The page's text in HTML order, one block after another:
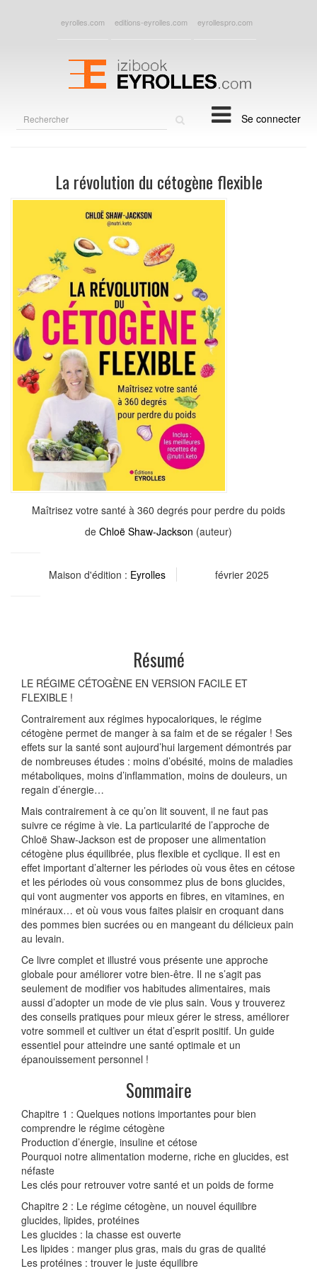
eyrolles.com editions-eyrolles.com eyrollespro.com
Se connecter
La révolution du cétogène flexible
Maîtrisez votre santé à 360 degrés pour perdre du poids
de Chloë Shaw-Jackson (auteur)
Maison d'édition : Eyrolles février 2025
Résumé
LE RÉGIME CÉTOGÈNE EN VERSION FACILE ET
FLEXIBLE !
Contrairement aux régimes hypocaloriques, le régime
cétogène permet de manger à sa faim et de se régaler ! Ses
effets sur la santé sont aujourd’hui largement démontrés par
de nombreuses études : moins d’obésité, moins de maladies
métaboliques, moins d’inflammation, moins de douleurs, un
regain d’énergie…
Mais contrairement à ce qu’on lit souvent, il ne faut pas
suivre ce régime à vie. La particularité de l’approche de
Chloë Shaw-Jackson est de proposer une alimentation
cétogène plus équilibrée, plus flexible et cyclique. Il est en
effet important d’alterner les périodes où vous êtes en cétose
et les périodes où vous consommez plus de bons glucides,
qui vont augmenter vos apports en fibres, en vitamines, en
minéraux… et où vous vous faites plaisir en croquant dans
des pommes bien sucrées ou en mangeant du délicieux pain
au levain.
Ce livre complet et illustré vous présente une approche
globale pour améliorer votre bien-être. Il ne s’agit pas
seulement de modifier vos habitudes alimentaires, mais
aussi d’adopter un mode de vie plus sain. Vous y trouverez
des conseils pratiques pour mieux gérer le stress, améliorer
votre sommeil et cultiver un état d’esprit positif. Un guide
essentiel pour atteindre une santé optimale et un
épanouissement personnel !
Sommaire
Chapitre 1 : Quelques notions importantes pour bien
comprendre le régime cétogène
Production d’énergie, insuline et cétose
Pourquoi notre alimentation moderne, riche en glucides, est
néfaste
Les clés pour retrouver votre santé et un poids de forme
Chapitre 2 : Le régime cétogène, un nouvel équilibre
glucides, lipides, protéines
Les glucides : la chasse est ouverte
Les lipides : manger plus gras, mais du gras de qualité
Les protéines : trouver le juste équilibre